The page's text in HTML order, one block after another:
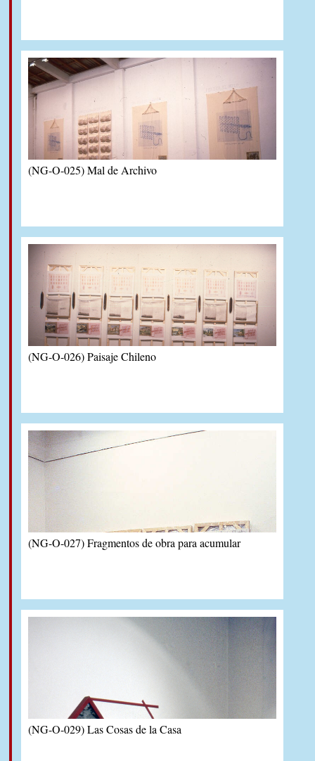
(NG-O-025) Mal de Archivo
(NG-O-026) Paisaje Chileno
(NG-O-027) Fragmentos de obra para acumular
(NG-O-029) Las Cosas de la Casa